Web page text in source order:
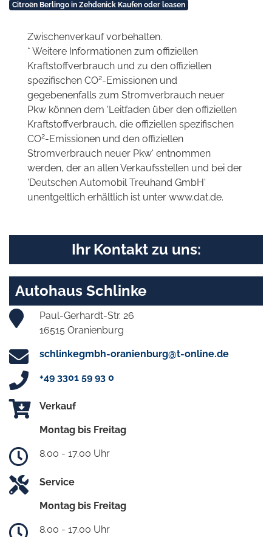
Citroën Berlingo in Zehdenick Kaufen oder leasen
Zwischenverkauf vorbehalten.
* Weitere Informationen zum offiziellen
Kraftstoffverbrauch und zu den offiziellen
spezifischen CO2-Emissionen und
gegebenenfalls zum Stromverbrauch neuer
Pkw können dem 'Leitfaden über den offiziellen
Kraftstoffverbrauch, die offiziellen spezifischen
CO2-Emissionen und den offiziellen
Stromverbrauch neuer Pkw' entnommen
werden, der an allen Verkaufsstellen und bei der
'Deutschen Automobil Treuhand GmbH'
unentgeltlich erhältlich ist unter www.dat.de.
Ihr Kontakt zu uns:
Autohaus Schlinke
Paul-Gerhardt-Str. 26
16515 Oranienburg
schlinkegmbh-oranienburg@t-online.de
+49 3301 59 93 0
Verkauf
Montag bis Freitag
8.00 - 17.00 Uhr
Service
Montag bis Freitag
8.00 - 17.00 Uhr